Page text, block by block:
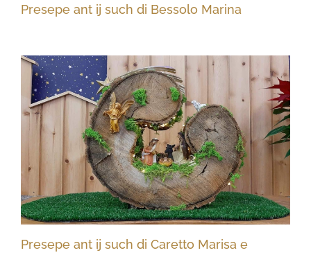
Presepe ant ij such di Bessolo Marina
Presepe ant ij such di Caretto Marisa e